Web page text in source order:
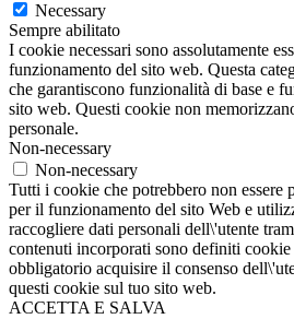
Necessary
Sempre abilitato
I cookie necessari sono assolutamente
funzionamento del sito web. Questa
che garantiscono funzionalità di base e
sito web. Questi cookie non
personale.
Non-necessary
Non-necessary
Tutti i cookie che potrebbero non essere
per il funzionamento del sito Web e
raccogliere dati personali dell\'utente
contenuti incorporati sono definiti cookie
obbligatorio acquisire il consenso
questi cookie sul tuo sito web.
ACCETTA E SALVA